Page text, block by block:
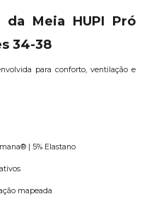
da Meia HUPI Pró
34-38
para conforto, ventilação e
| 5% Elastano
mapeada